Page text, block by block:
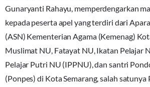
Gunaryanti Rahayu, memperdengarkan
kepada peserta apel yang terdiri dari
(ASN) Kementerian Agama (Kemenag)
Muslimat NU, Fatayat NU, Ikatan Pelajar
Pelajar Putri NU (IPPNU), dan santri
(Ponpes) di Kota Semarang, salah satunya